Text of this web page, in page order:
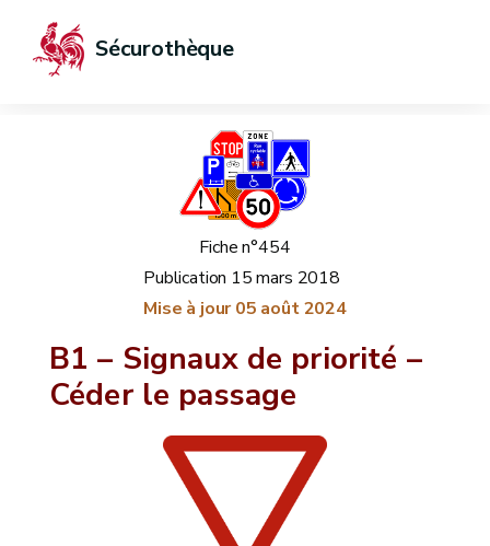
Sécurothèque
Fiche n°454
Publication 15 mars 2018
Mise à jour 05 août 2024
B1 – Signaux de priorité –
Céder le passage